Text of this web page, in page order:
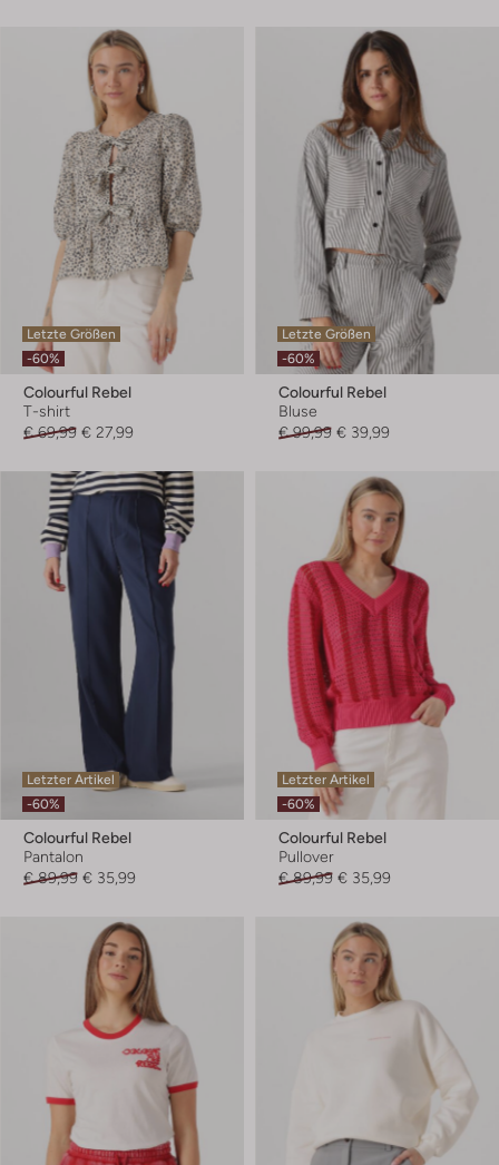
Letzte Größen
-60%
Colourful Rebel
T-shirt
€ 69,99 € 27,99
Letzte Größen
-60%
Colourful Rebel
Bluse
€ 99,99 € 39,99
Letzter Artikel
-60%
Colourful Rebel
Pantalon
€ 89,99 € 35,99
Letzter Artikel
-60%
Colourful Rebel
Pullover
€ 89,99 € 35,99